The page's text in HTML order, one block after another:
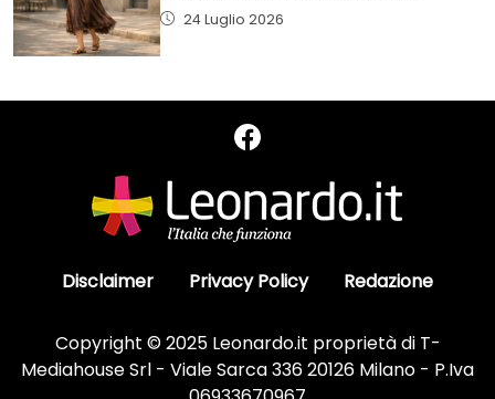
24 Luglio 2026
Disclaimer Privacy Policy Redazione
Copyright © 2025 Leonardo.it proprietà di T-
Mediahouse Srl - Viale Sarca 336 20126 Milano - P.Iva